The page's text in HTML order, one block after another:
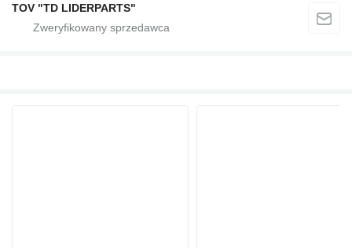
TOV "TD LIDERPARTS"